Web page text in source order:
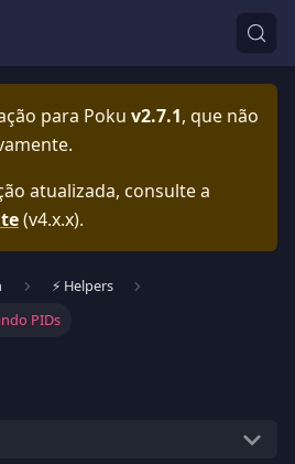
para Poku v2.7.1, que não
atualizada, consulte a
(v4.x.x).
⚡️ Helpers
PIDs